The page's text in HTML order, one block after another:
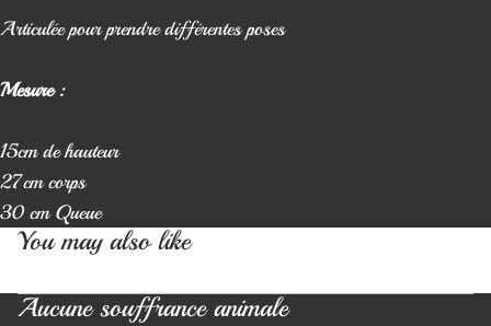
Articulée pour prendre différentes poses
Mesure :
15cm de hauteur
27cm corps
30 cm Queue
You may also like
Aucune souffrance animale